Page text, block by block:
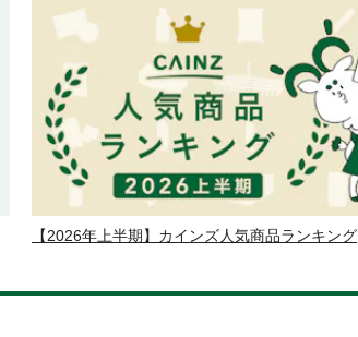
【2026年上半期】カインズ人気商品ランキング